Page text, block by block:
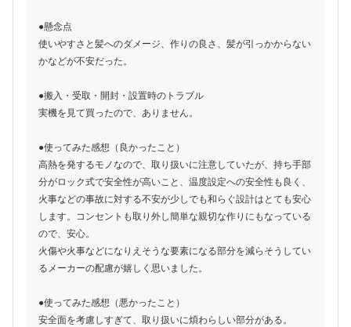
●懸念点
使いやすさと髪へのダメージ、作りの良さ、髪が引っかからない
かなどが不安だった。
●搬入・受取・開封・設置時のトラブル
実機を見て買ったので、ありません。
●使ってみた感想（良かったこと）
高熱を発するモノなので、取り扱いに注意していたが、持ち手部
分がロック式で安全性が高いこと、温度設定への安全性も良く、
火事などの事故に対する不安が少しでも和らぐ設計はとても安心
します。コンセントも取り外し簡単な親切な作りにもなっている
ので、安心。
火傷や火事などになりえそうな要素になる部分を減らそうしてい
るメーカーの配慮が嬉しく思いました。
●使ってみた感想（悪かったこと）
安全面を考慮しすぎて、取り扱いに煩わらしい部分がある。